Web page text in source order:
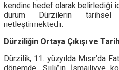
kendine hedef olarak belirlediği
durum Dürzilerin tarihsel
netleştirmektedir.
Dürziliğin Ortaya Çıkışı ve
Dürzilik, 11. yüzyılda Mısır’da
dönemde, Şiiliğin İsmailiyye